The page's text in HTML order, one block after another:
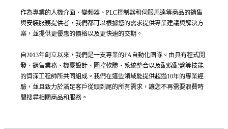
作為專業的人機介面、變頻器、PLC控制器和伺服馬達等商品的銷售
與安裝服務提供者，我們都可以根據您的需求提供專業建議與解決方
案，並提供更優惠的價格以及更快速的交期。
自2013年創立以來，我們是一支專業的FA自動化團隊。由具有程式開
發、銷售業務、機臺設計、圖控軟體、系統整合以及配線配盤等技能
的資深工程師所共同組成。我們在這些領域能提供超過10年的專業經
驗，並且致力於滿足客戶從頭到尾的所有需求，讓您不再需要浪費時
間搜尋相關商品和服務。